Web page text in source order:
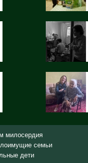
милосердия
семьи
дети